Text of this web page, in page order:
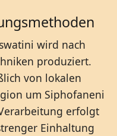
wird nach
produziert.
von lokalen
um Siphofaneni
erfolgt
Einhaltung